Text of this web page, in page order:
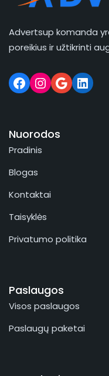
Advertsup komanda
poreikius ir užtikrinti
Nuorodos
Pradinis
Blogas
Kontaktai
Taisyklės
Privatumo politika
Paslaugos
Visos paslaugos
Paslaugų paketai